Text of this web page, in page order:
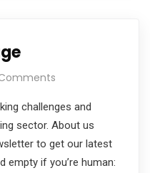
challenges and
sector. About us
to get our latest
empty if you’re human: